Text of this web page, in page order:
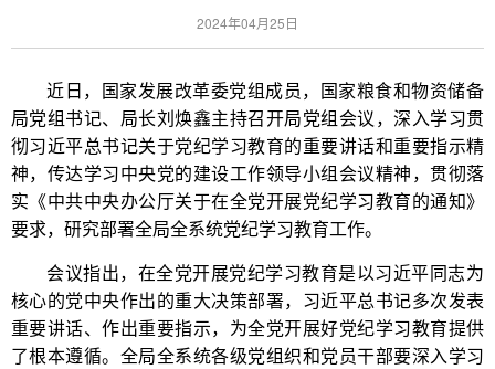
2024年04月25日
近日，国家发展改革委党组成员，国家粮食和物资储备
局党组书记、局长刘焕鑫主持召开局党组会议，深入学习贯
彻习近平总书记关于党纪学习教育的重要讲话和重要指示精
神，传达学习中央党的建设工作领导小组会议精神，贯彻落
实《中共中央办公厅关于在全党开展党纪学习教育的通知》
要求，研究部署全局全系统党纪学习教育工作。
会议指出，在全党开展党纪学习教育是以习近平同志为
核心的党中央作出的重大决策部署，习近平总书记多次发表
重要讲话、作出重要指示，为全党开展好党纪学习教育提供
了根本遵循。全局全系统各级党组织和党员干部要深入学习